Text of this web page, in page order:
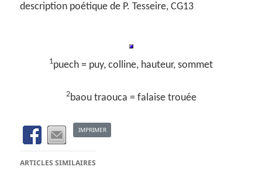
description poétique de P. Tesseire, CG13
1puech = puy, colline, hauteur, sommet
2baou traouca = falaise trouée
IMPRIMER
ARTICLES SIMILAIRES